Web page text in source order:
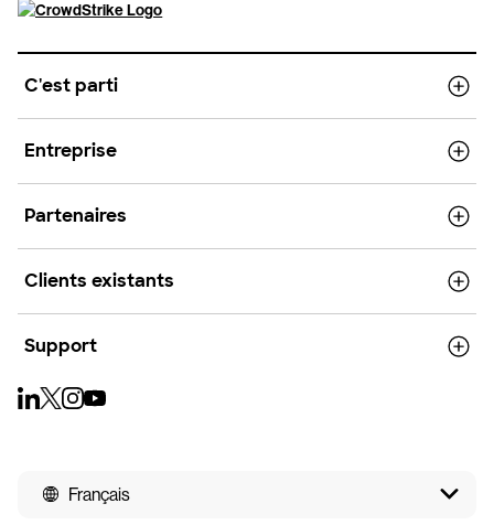
C'est parti
Entreprise
Partenaires
Clients existants
Support
Français